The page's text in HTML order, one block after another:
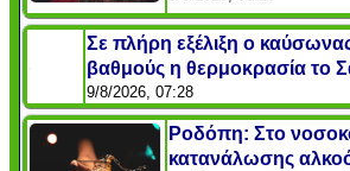
Σε πλήρη εξέλιξη ο
βαθμούς η θερμοκρασία το
9/8/2026, 07:28
Ροδόπη: Στο
κατανάλωσης